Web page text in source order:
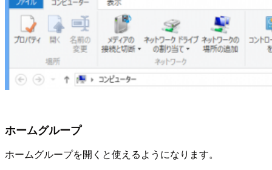
ホームグループ
ホームグループを開くと使えるようになります。